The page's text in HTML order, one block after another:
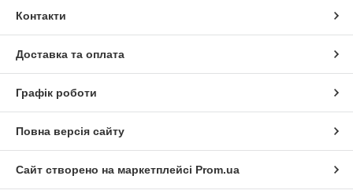
Контакти
Доставка та оплата
Графік роботи
Повна версія сайту
Сайт створено на маркетплейсі Prom.ua